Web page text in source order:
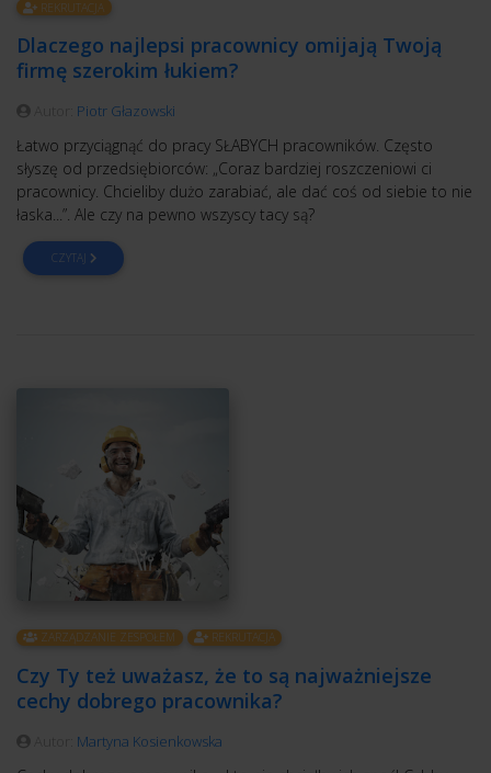
REKRUTACJA
Dlaczego najlepsi pracownicy omijają Twoją
firmę szerokim łukiem?
Piotr Głazowski
Łatwo przyciągnąć do pracy SŁABYCH pracowników. Często
słyszę od przedsiębiorców: „Coraz bardziej roszczeniowi ci
pracownicy. Chcieliby dużo zarabiać, ale dać coś od siebie to nie
łaska...”. Ale czy na pewno wszyscy tacy są?
CZYTAJ
ZARZĄDZANIE ZESPOŁEM REKRUTACJA
Czy Ty też uważasz, że to są najważniejsze
cechy dobrego pracownika?
Martyna Kosienkowska